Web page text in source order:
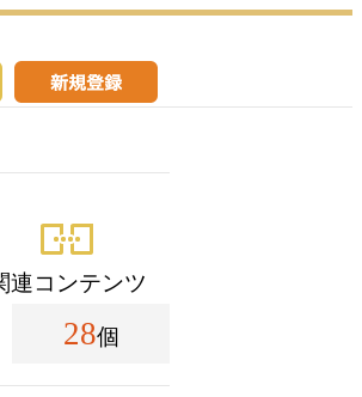
連コンテンツ
28個